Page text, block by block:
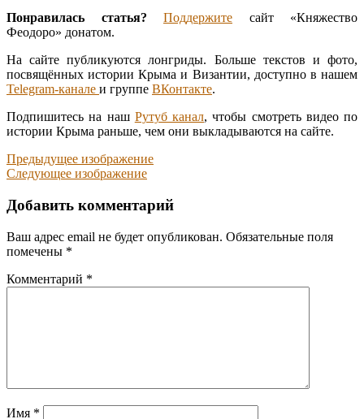
Понравилась статья?
Поддержите сайт «Княжество
Феодоро» донатом.
На сайте публикуются лонгриды. Больше текстов и фото,
посвящённых истории Крыма и Византии, доступно в нашем
Telegram-канале и группе ВКонтакте.
Подпишитесь на наш Рутуб канал, чтобы смотреть видео по
истории Крыма раньше, чем они выкладываются на сайте.
Предыдущее изображение
Следующее изображение
Добавить комментарий
Ваш адрес email не будет опубликован. Обязательные поля
помечены *
Комментарий *
Имя *